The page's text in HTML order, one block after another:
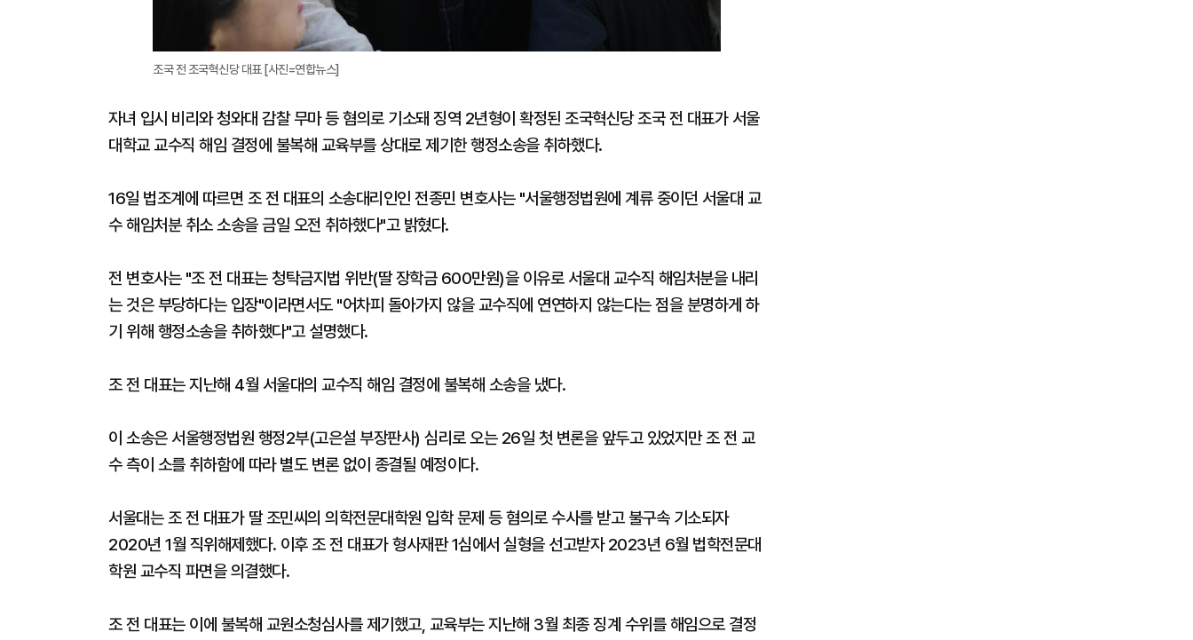
조국 전 조국혁신당 대표 [사진=연합뉴스]
자녀 입시 비리와 청와대 감찰 무마 등 혐의로 기소돼 징역 2년형이 확정된 조국혁신당 조국 전 대표가 서울
대학교 교수직 해임 결정에 불복해 교육부를 상대로 제기한 행정소송을 취하했다.
16일 법조계에 따르면 조 전 대표의 소송대리인인 전종민 변호사는 "서울행정법원에 계류 중이던 서울대 교
수 해임처분 취소 소송을 금일 오전 취하했다"고 밝혔다.
전 변호사는 "조 전 대표는 청탁금지법 위반(딸 장학금 600만원)을 이유로 서울대 교수직 해임처분을 내리
는 것은 부당하다는 입장"이라면서도 "어차피 돌아가지 않을 교수직에 연연하지 않는다는 점을 분명하게 하
기 위해 행정소송을 취하했다"고 설명했다.
조 전 대표는 지난해 4월 서울대의 교수직 해임 결정에 불복해 소송을 냈다.
이 소송은 서울행정법원 행정2부(고은설 부장판사) 심리로 오는 26일 첫 변론을 앞두고 있었지만 조 전 교
수 측이 소를 취하함에 따라 별도 변론 없이 종결될 예정이다.
서울대는 조 전 대표가 딸 조민씨의 의학전문대학원 입학 문제 등 혐의로 수사를 받고 불구속 기소되자
2020년 1월 직위해제했다. 이후 조 전 대표가 형사재판 1심에서 실형을 선고받자 2023년 6월 법학전문대
학원 교수직 파면을 의결했다.
조 전 대표는 이에 불복해 교원소청심사를 제기했고, 교육부는 지난해 3월 최종 징계 수위를 해임으로 결정